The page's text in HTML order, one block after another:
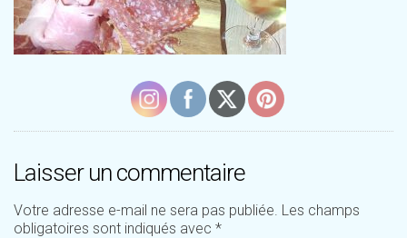
Laisser un commentaire
Votre adresse e-mail ne sera pas publiée. Les champs
obligatoires sont indiqués avec *